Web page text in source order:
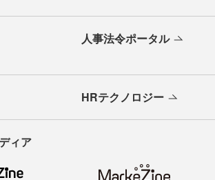
人事法令ポータル
HRテクノロジー
ィア